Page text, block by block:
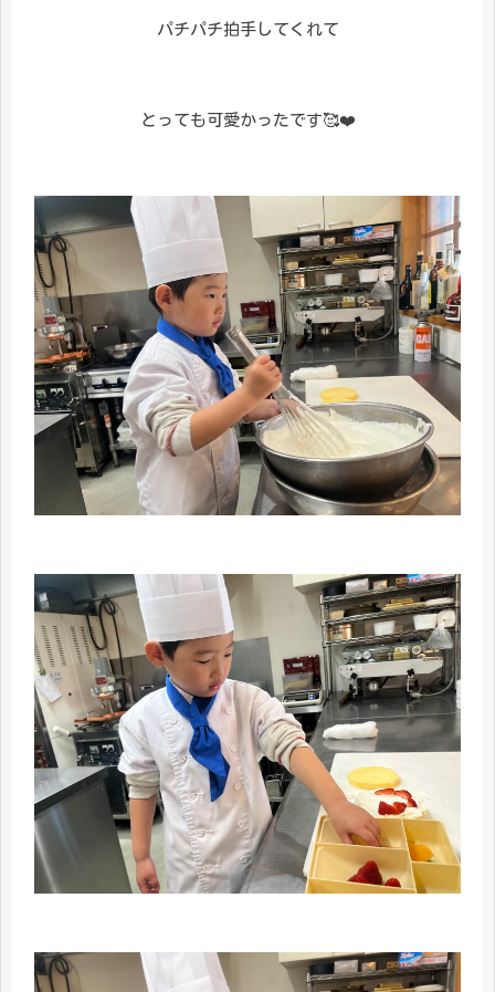
パチパチ拍手してくれて
とっても可愛かったです🥰❤️